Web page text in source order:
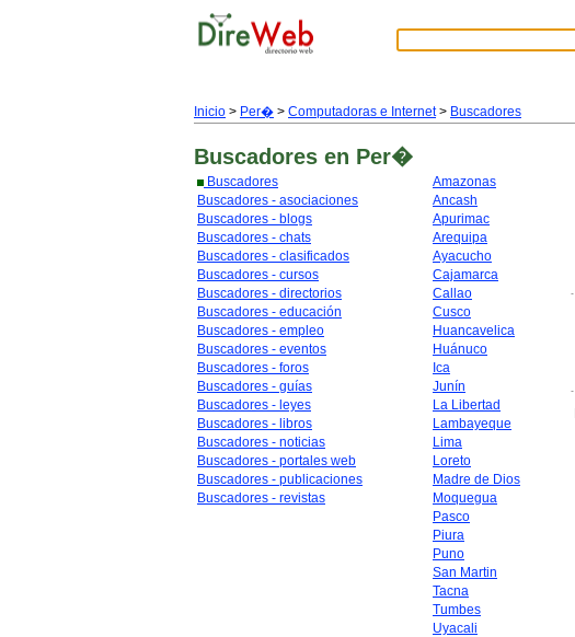
Inicio > Per� > Computadoras e Internet> Buscadores
Buscadores en Per�
Buscadores
Buscadores - asociaciones
Buscadores - blogs
Buscadores - chats
Buscadores - clasificados
Buscadores - cursos
Buscadores - directorios
Buscadores - educación
Buscadores - empleo
Buscadores - eventos
Buscadores - foros
Buscadores - guías
Buscadores - leyes
Buscadores - libros
Buscadores - noticias
Buscadores - portales web
Buscadores - publicaciones
Buscadores - revistas
Amazonas
Ancash
Apurimac
Arequipa
Ayacucho
Cajamarca
Callao
Cusco
Huancavelica
Huánuco
Ica
Junín
La Libertad
Lambayeque
Lima
Loreto
Madre de Dios
Moquegua
Pasco
Piura
Puno
San Martin
Tacna
Tumbes
Uyacali